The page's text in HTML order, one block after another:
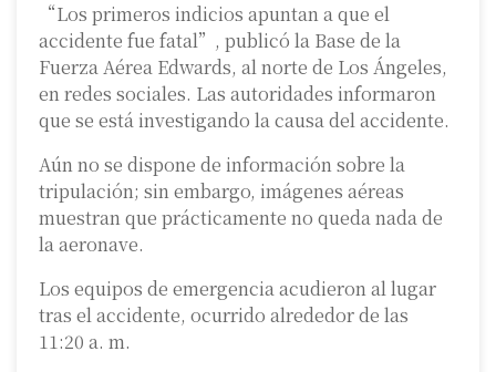
“Los primeros indicios apuntan a que el
accidente fue fatal”, publicó la Base de la
Fuerza Aérea Edwards, al norte de Los Ángeles,
en redes sociales. Las autoridades informaron
que se está investigando la causa del accidente.
Aún no se dispone de información sobre la
tripulación; sin embargo, imágenes aéreas
muestran que prácticamente no queda nada de
la aeronave.
Los equipos de emergencia acudieron al lugar
tras el accidente, ocurrido alrededor de las
11:20 a. m.